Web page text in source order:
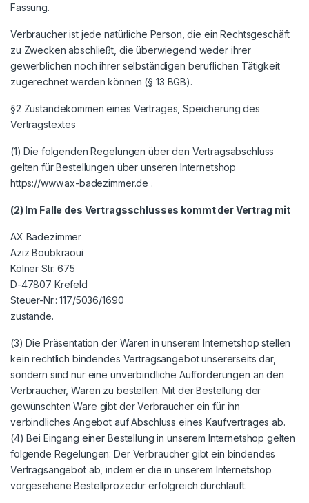
Fassung.
Verbraucher ist jede natürliche Person, die ein Rechtsgeschäft
zu Zwecken abschließt, die überwiegend weder ihrer
gewerblichen noch ihrer selbständigen beruflichen Tätigkeit
zugerechnet werden können (§ 13 BGB).
§2 Zustandekommen eines Vertrages, Speicherung des
Vertragstextes
(1) Die folgenden Regelungen über den Vertragsabschluss
gelten für Bestellungen über unseren Internetshop
https://www.ax-badezimmer.de .
(2) Im Falle des Vertragsschlusses kommt der Vertrag mit
AX Badezimmer
Aziz Boubkraoui
Kölner Str. 675
D-47807 Krefeld
Steuer-Nr.: 117/5036/1690
zustande.
(3) Die Präsentation der Waren in unserem Internetshop stellen
kein rechtlich bindendes Vertragsangebot unsererseits dar,
sondern sind nur eine unverbindliche Aufforderungen an den
Verbraucher, Waren zu bestellen. Mit der Bestellung der
gewünschten Ware gibt der Verbraucher ein für ihn
verbindliches Angebot auf Abschluss eines Kaufvertrages ab.
(4) Bei Eingang einer Bestellung in unserem Internetshop gelten
folgende Regelungen: Der Verbraucher gibt ein bindendes
Vertragsangebot ab, indem er die in unserem Internetshop
vorgesehene Bestellprozedur erfolgreich durchläuft.